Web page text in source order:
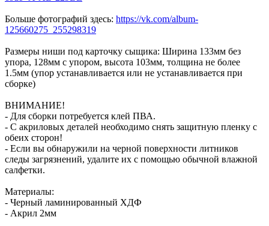
Больше фотографий здесь: https://vk.com/album-
125660275_255298319
Размеры ниши под карточку сыщика: Ширина 133мм без
упора, 128мм с упором, высота 103мм, толщина не более
1.5мм (упор устанавливается или не устанавливается при
сборке)
ВНИМАНИЕ!
- Для сборки потребуется клей ПВА.
- С акриловых деталей необходимо снять защитную пленку с
обеих сторон!
- Если вы обнаружили на черной поверхности литников
следы загрязнений, удалите их с помощью обычной влажной
салфетки.
Материалы:
- Черный ламинированный ХДФ
- Акрил 2мм